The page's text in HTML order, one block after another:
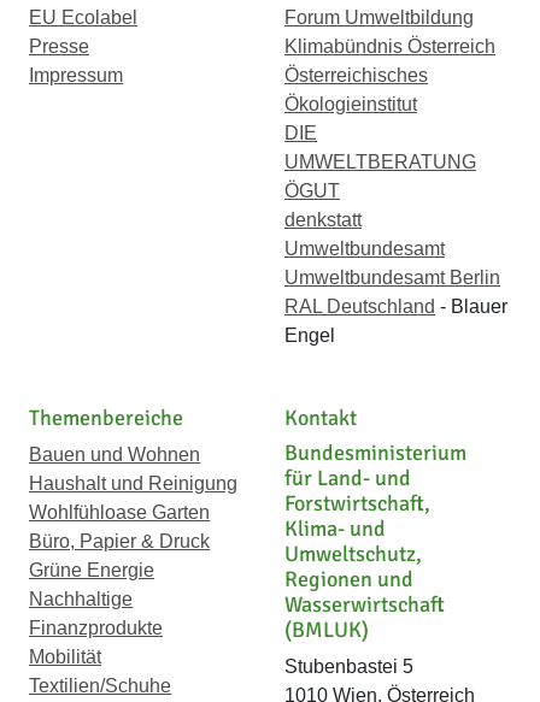
EU Ecolabel
Presse
Impressum
Forum Umweltbildung
Klimabündnis Österreich
Österreichisches
Ökologieinstitut
DIE
UMWELTBERATUNG
ÖGUT
denkstatt
Umweltbundesamt
Umweltbundesamt Berlin
RAL Deutschland - Blauer
Engel
Themenbereiche
Bauen und Wohnen
Haushalt und Reinigung
Wohlfühloase Garten
Büro, Papier & Druck
Grüne Energie
Nachhaltige
Finanzprodukte
Mobilität
Textilien/Schuhe
Kontakt
Bundesministerium
für Land- und
Forstwirtschaft,
Klima- und
Umweltschutz,
Regionen und
Wasserwirtschaft
(BMLUK)
Stubenbastei 5
1010 Wien, Österreich